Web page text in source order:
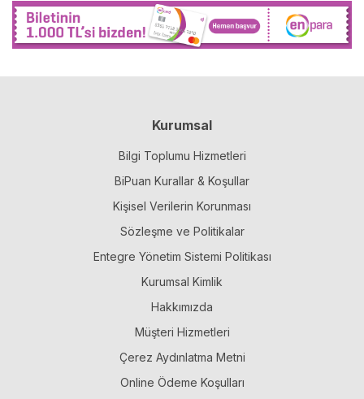
Kurumsal
Bilgi Toplumu Hizmetleri
BiPuan Kurallar & Koşullar
Kişisel Verilerin Korunması
Sözleşme ve Politikalar
Entegre Yönetim Sistemi Politikası
Kurumsal Kimlik
Hakkımızda
Müşteri Hizmetleri
Çerez Aydınlatma Metni
Online Ödeme Koşulları